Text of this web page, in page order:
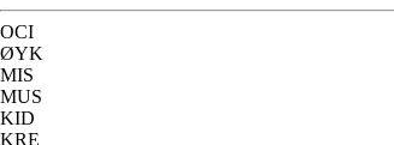
OCI
ØYK
MIS
MUS
KID
KRE